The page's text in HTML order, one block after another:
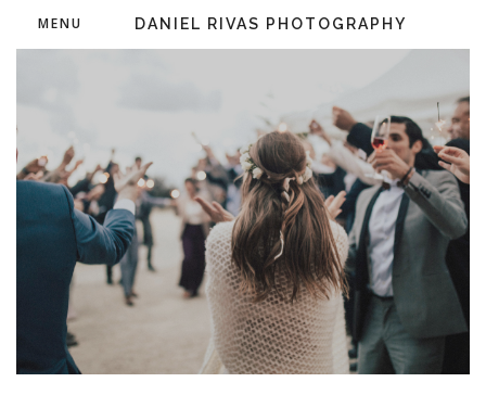
DANIEL RIVAS PHOTOGRAPHY
MENU